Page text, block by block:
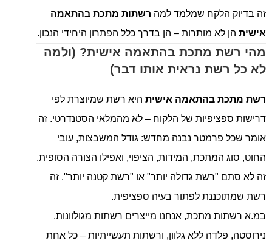
זה בדיוק הלקח שמלמד למה רשתות מתכת בהתאמה
אישית הן לא מותרות – הן בדרך כלל הפתרון היחידי הנכון.
מהי רשת מתכת בהתאמה אישית? (ולמה
לא כל רשת נראית אותו דבר)
רשת מתכת בהתאמה אישית היא רשת שמיוצרת לפי
דרישות ספציפיות של הלקוח – לא מהמלאי הסטנדרטי. זה
אומר שכל פרמטר נבנה מחדש: גודל המשבצות, עובי
החוט, סוג המתכת, המידות, הציפוי, ואפילו הצורה הסופית.
זה לא סתם "רשת גדולה יותר" או "רשת קטנה יותר". זה
רשת שמתוכננת לפתור בעיה ספציפית.
במ.א רשתות מתכת, אנחנו מייצרים רשתות מגולוונות,
נירוסטה, פלדה ללא גלוון, ורשתות תעשייתיות – כל אחת